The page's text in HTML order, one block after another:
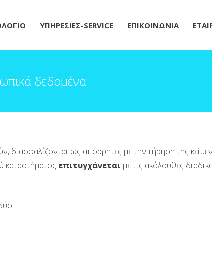
ΥΠΗΡΕΣΙΕΣ-SERVICE ΕΠΙΚΟΙΝΩΝΙΑ
δεδομένα
διασφαλίζονται ως απόρρητες με την τήρηση της
καταστήματος επιτυγχάνεται με τις ακόλουθες